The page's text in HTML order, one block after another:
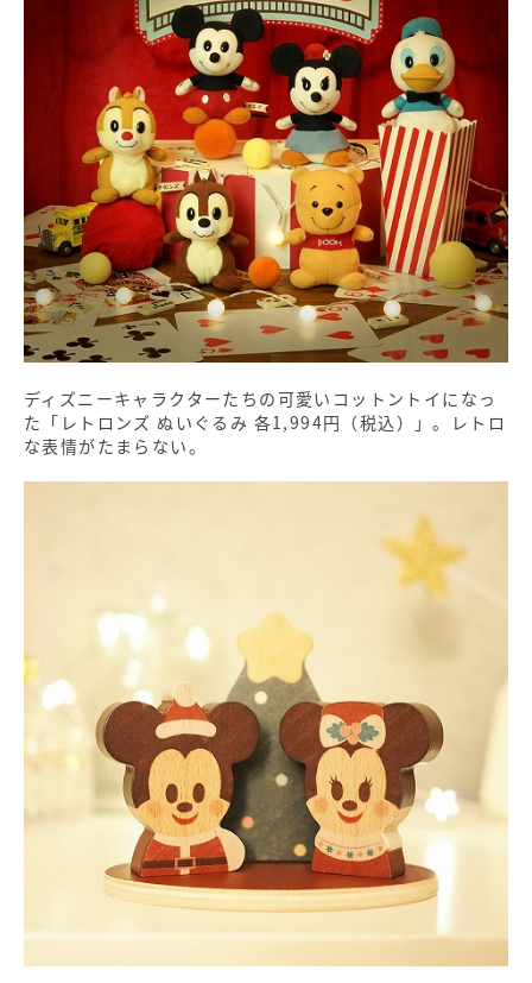
ディズニーキャラクターたちの可愛いコットントイになっ
た「レトロンズ ぬいぐるみ 各1,994円（税込）」。レトロ
な表情がたまらない。